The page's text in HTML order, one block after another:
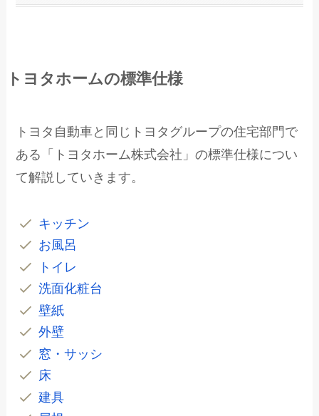
トヨタホームの標準仕様
トヨタ自動車と同じトヨタグループの住宅部門で
ある「トヨタホーム株式会社」の標準仕様につい
て解説していきます。
キッチン
お風呂
トイレ
洗面化粧台
壁紙
外壁
窓・サッシ
床
建具